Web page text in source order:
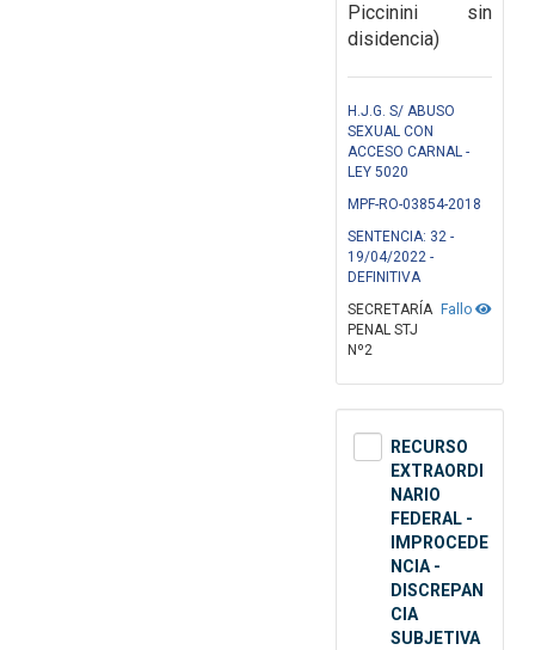
Piccinini sin
disidencia)
H.J.G. S/ ABUSO
SEXUAL CON
ACCESO CARNAL -
LEY 5020
MPF-RO-03854-2018
SENTENCIA: 32 -
19/04/2022 -
DEFINITIVA
Fallo
SECRETARÍA
PENAL STJ
Nº2
RECURSO
EXTRAORDI
NARIO
FEDERAL -
IMPROCEDE
NCIA -
DISCREPAN
CIA
SUBJETIVA